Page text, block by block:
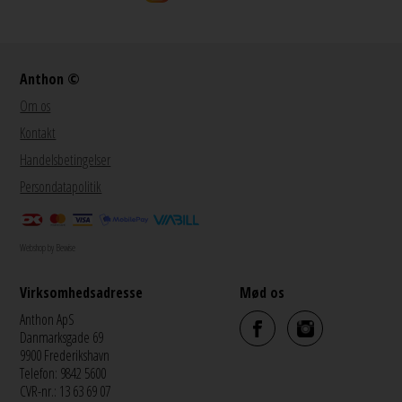
Anthon ©
Om os
Kontakt
Handelsbetingelser
Persondatapolitik
Webshop by Bewise
Virksomhedsadresse
Anthon ApS
Danmarksgade 69
9900 Frederikshavn
Telefon: 9842 5600
CVR-nr.: 13 63 69 07
Mød os